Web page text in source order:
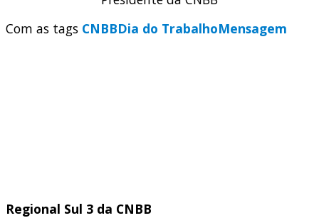
Com as tags CNBBDia do TrabalhoMensagem
Regional Sul 3 da CNBB